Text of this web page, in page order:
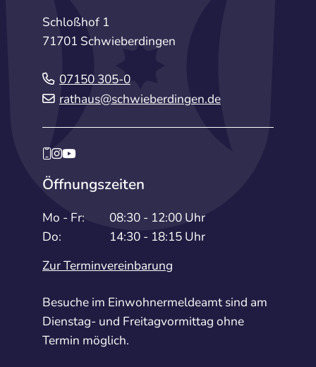
Schloßhof 1
71701 Schwieberdingen
07150 305-0
rathaus@schwieberdingen.de
Öffnungszeiten
Mo - Fr:
08:30 - 12:00 Uhr
Do:
14:30 - 18:15 Uhr
Zur Terminvereinbarung
Besuche im Einwohnermeldeamt sind am
Dienstag- und Freitagvormittag ohne
Termin möglich.